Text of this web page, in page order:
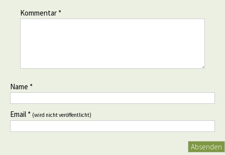
Kommentar *
Name *
Email * (wird nicht veröffentlicht)